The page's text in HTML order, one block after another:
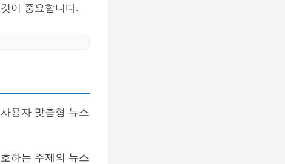
이 중요합니다.
용자 맞춤형 뉴스
하는 주제의 뉴스